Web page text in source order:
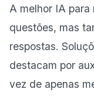
A melhor IA
questões, mas
respostas.
destacam por
vez de apenas